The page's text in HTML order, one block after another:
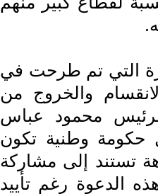
التي تم طرحت في
والخروج من
محمود عباس
حكومة وطنية تكون
تستند إلى مشاركة
الدعوة رغم تأييد